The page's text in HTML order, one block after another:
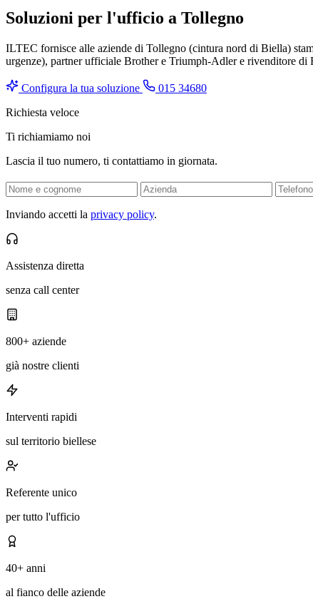
Soluzioni per l'ufficio a Tollegno
ILTEC fornisce alle aziende di Tollegno (cintura nord di Biella)
urgenze), partner ufficiale Brother e Triumph-Adler e rivenditore
Configura la tua soluzione
015 34680
Richiesta veloce
Ti richiamiamo noi
Lascia il tuo numero, ti contattiamo in giornata.
Inviando accetti la privacy policy.
Assistenza diretta
senza call center
800+ aziende
già nostre clienti
Interventi rapidi
sul territorio biellese
Referente unico
per tutto l'ufficio
40+ anni
al fianco delle aziende